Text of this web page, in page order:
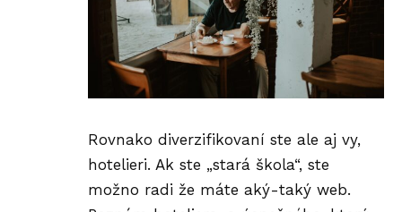
Rovnako diverzifikovaní ste ale aj vy,
hotelieri. Ak ste „stará škola“, ste
možno radi že máte aký-taký web.